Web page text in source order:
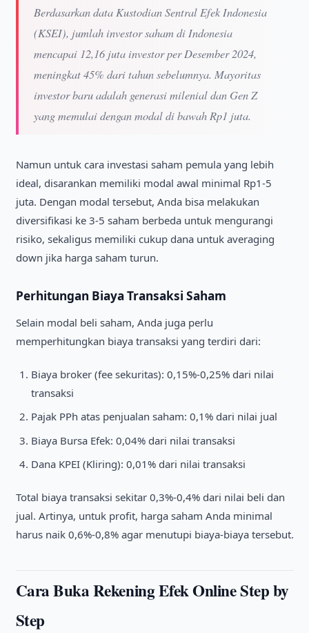
Berdasarkan data Kustodian Sentral Efek Indonesia
(KSEI), jumlah investor saham di Indonesia
mencapai 12,16 juta investor per Desember 2024,
meningkat 45% dari tahun sebelumnya. Mayoritas
investor baru adalah generasi milenial dan Gen Z
yang memulai dengan modal di bawah Rp1 juta.
Namun untuk cara investasi saham pemula yang lebih
ideal, disarankan memiliki modal awal minimal Rp1-5
juta. Dengan modal tersebut, Anda bisa melakukan
diversifikasi ke 3-5 saham berbeda untuk mengurangi
risiko, sekaligus memiliki cukup dana untuk averaging
down jika harga saham turun.
Perhitungan Biaya Transaksi Saham
Selain modal beli saham, Anda juga perlu
memperhitungkan biaya transaksi yang terdiri dari:
Biaya broker (fee sekuritas): 0,15%-0,25% dari nilai
transaksi
Pajak PPh atas penjualan saham: 0,1% dari nilai jual
Biaya Bursa Efek: 0,04% dari nilai transaksi
Dana KPEI (Kliring): 0,01% dari nilai transaksi
Total biaya transaksi sekitar 0,3%-0,4% dari nilai beli dan
jual. Artinya, untuk profit, harga saham Anda minimal
harus naik 0,6%-0,8% agar menutupi biaya-biaya tersebut.
Cara Buka Rekening Efek Online Step by
Step